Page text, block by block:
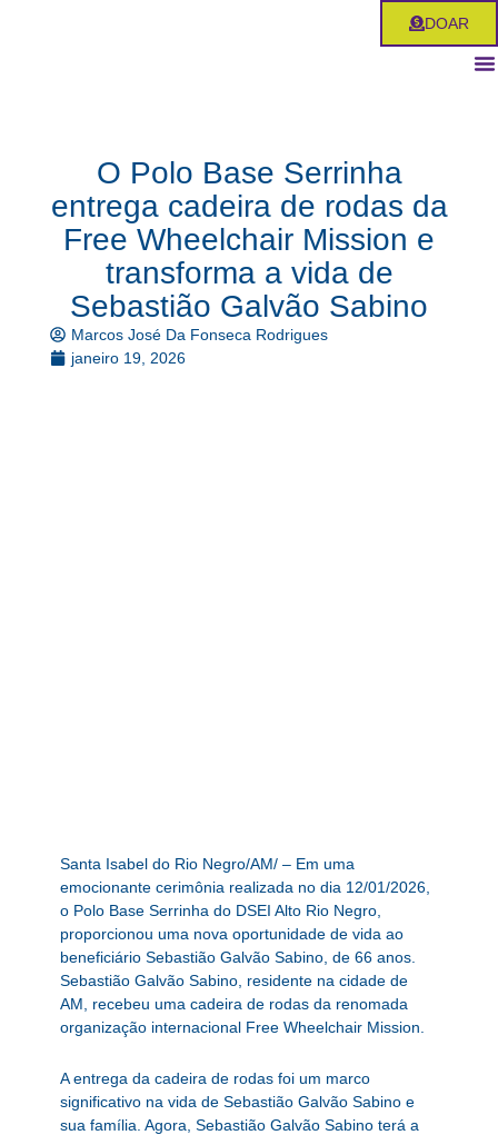
DOAR
O Polo Base Serrinha
entrega cadeira de rodas da
Free Wheelchair Mission e
transforma a vida de
Sebastião Galvão Sabino
Marcos José Da Fonseca Rodrigues
janeiro 19, 2026
Santa Isabel do Rio Negro/AM/ – Em uma
emocionante cerimônia realizada no dia 12/01/2026,
o Polo Base Serrinha do DSEI Alto Rio Negro,
proporcionou uma nova oportunidade de vida ao
beneficiário Sebastião Galvão Sabino, de 66 anos.
Sebastião Galvão Sabino, residente na cidade de
AM, recebeu uma cadeira de rodas da renomada
organização internacional Free Wheelchair Mission.
A entrega da cadeira de rodas foi um marco
significativo na vida de Sebastião Galvão Sabino e
sua família. Agora, Sebastião Galvão Sabino terá a